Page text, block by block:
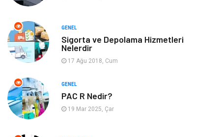
Tatil Hobi
Genel Kültür
Müzik
GENEL
Sigorta ve Depolama Hizmetleri
Nelerdir
17 Ağu 2018, Cum
GENEL
PAC R Nedir?
19 Mar 2025, Çar